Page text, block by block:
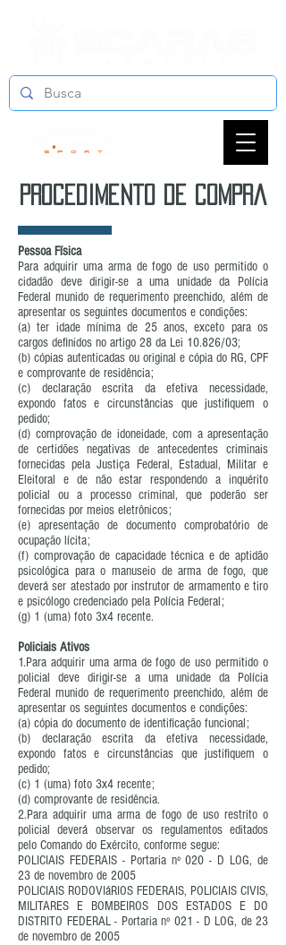
procedimento de compra
Pessoa Física
Para adquirir uma arma de fogo de uso permitido o
cidadão deve dirigir-se a uma unidade da Polícia
Federal munido de requerimento preenchido, além de
apresentar os seguintes documentos e condições:
(a) ter idade mínima de 25 anos, exceto para os
cargos definidos no artigo 28 da Lei 10.826/03;
(b) cópias autenticadas ou original e cópia do RG, CPF
e comprovante de residência;
(c) declaração escrita da efetiva necessidade,
expondo fatos e circunstâncias que justifiquem o
pedido;
(d) comprovação de idoneidade, com a apresentação
de certidões negativas de antecedentes criminais
fornecidas pela Justiça Federal, Estadual, Militar e
Eleitoral e de não estar respondendo a inquérito
policial ou a processo criminal, que poderão ser
fornecidas por meios eletrônicos;
(e) apresentação de documento comprobatório de
ocupação lícita;
(f) comprovação de capacidade técnica e de aptidão
psicológica para o manuseio de arma de fogo, que
deverá ser atestado por instrutor de armamento e tiro
e psicólogo credenciado pela Polícia Federal;
(g) 1 (uma) foto 3x4 recente.
Policiais Ativos
1.Para adquirir uma arma de fogo de uso permitido o
policial deve dirigir-se a uma unidade da Polícia
Federal munido de requerimento preenchido, além de
apresentar os seguintes documentos e condições:
(a) cópia do documento de identificação funcional;
(b) declaração escrita da efetiva necessidade,
expondo fatos e circunstâncias que justifiquem o
pedido;
(c) 1 (uma) foto 3x4 recente;
(d) comprovante de residência.
2.Para adquirir uma arma de fogo de uso restrito o
policial deverá observar os regulamentos editados
pelo Comando do Exército, conforme segue:
POLICIAIS FEDERAIS - Portaria nº 020 - D LOG, de
23 de novembro de 2005
POLICIAIS RODOVIáRIOS FEDERAIS, POLICIAIS CIVIS,
MILITARES E BOMBEIROS DOS ESTADOS E DO
DISTRITO FEDERAL - Portaria nº 021 - D LOG, de 23
de novembro de 2005